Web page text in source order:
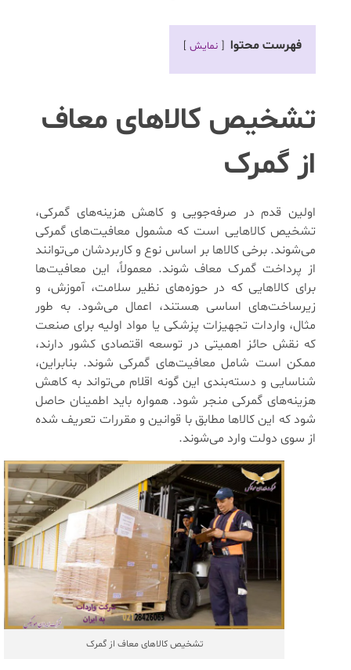
فهرست محتوا نمایش
تشخیص کالاهای معاف
از گمرک
اولین قدم در صرفه‌جویی و کاهش هزینه‌های گمرکی،
تشخیص کالاهایی است که مشمول معافیت‌های گمرکی
می‌شوند. برخی کالاها بر اساس نوع و کاربردشان می‌توانند
از پرداخت گمرک معاف شوند. معمولاً، این معافیت‌ها
برای کالاهایی که در حوزه‌های نظیر سلامت، آموزش، و
زیرساخت‌های اساسی هستند، اعمال می‌شود. به طور
مثال، واردات تجهیزات پزشکی یا مواد اولیه برای صنعت
که نقش حائز اهمیتی در توسعه اقتصادی کشور دارند،
ممکن است شامل معافیت‌های گمرکی شوند. بنابراین،
شناسایی و دسته‌بندی این گونه اقلام می‌تواند به کاهش
هزینه‌های گمرکی منجر شود. همواره باید اطمینان حاصل
شود که این کالاها مطابق با قوانین و مقررات تعریف شده
از سوی دولت وارد می‌شوند.
تشخیص کالاهای معاف از گمرک